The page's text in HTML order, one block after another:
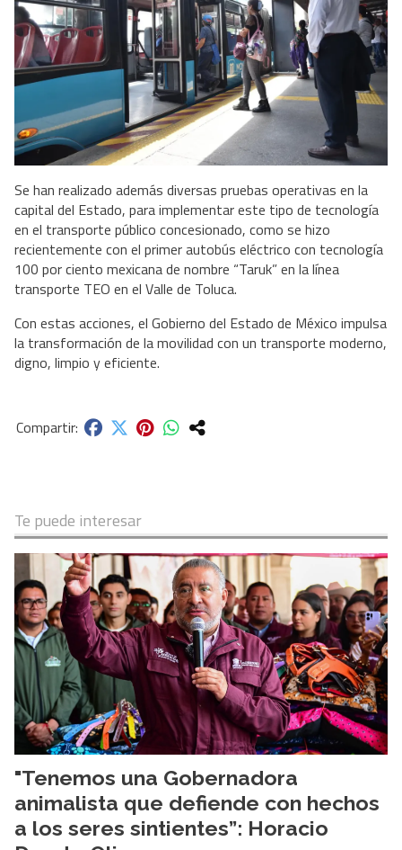
Se han realizado además diversas pruebas operativas en la
capital del Estado, para implementar este tipo de tecnología
en el transporte público concesionado, como se hizo
recientemente con el primer autobús eléctrico con tecnología
100 por ciento mexicana de nombre “Taruk” en la línea
transporte TEO en el Valle de Toluca.
Con estas acciones, el Gobierno del Estado de México impulsa
la transformación de la movilidad con un transporte moderno,
digno, limpio y eficiente.
Te puede interesar
"Tenemos una Gobernadora
animalista que defiende con hechos
a los seres sintientes”: Horacio